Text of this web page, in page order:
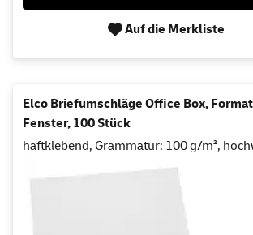
Auf die Merkliste
Elco Briefumschläge Office Box,
Fenster, 100 Stück
haftklebend, Grammatur: 100 g/m²,